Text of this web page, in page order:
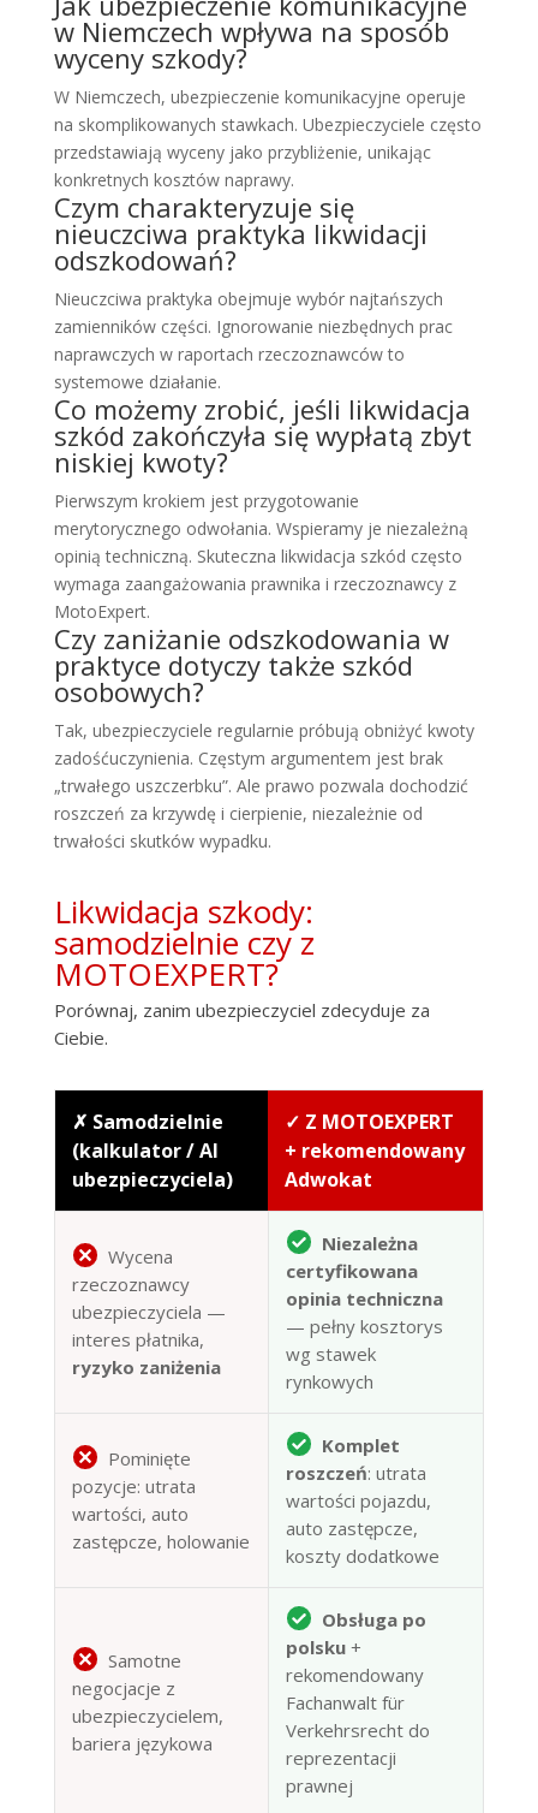
w Niemczech wpływa na sposób
wyceny szkody?
W Niemczech, ubezpieczenie komunikacyjne operuje
na skomplikowanych stawkach. Ubezpieczyciele często
przedstawiają wyceny jako przybliżenie, unikając
konkretnych kosztów naprawy.
Czym charakteryzuje się
nieuczciwa praktyka likwidacji
odszkodowań?
Nieuczciwa praktyka obejmuje wybór najtańszych
zamienników części. Ignorowanie niezbędnych prac
naprawczych w raportach rzeczoznawców to
systemowe działanie.
Co możemy zrobić, jeśli likwidacja
szkód zakończyła się wypłatą zbyt
niskiej kwoty?
Pierwszym krokiem jest przygotowanie
merytorycznego odwołania. Wspieramy je niezależną
opinią techniczną. Skuteczna likwidacja szkód często
wymaga zaangażowania prawnika i rzeczoznawcy z
MotoExpert.
Czy zaniżanie odszkodowania w
praktyce dotyczy także szkód
osobowych?
Tak, ubezpieczyciele regularnie próbują obniżyć kwoty
zadośćuczynienia. Częstym argumentem jest brak
„trwałego uszczerbku”. Ale prawo pozwala dochodzić
roszczeń za krzywdę i cierpienie, niezależnie od
trwałości skutków wypadku.
Likwidacja szkody:
samodzielnie czy z
MOTOEXPERT?
Porównaj, zanim ubezpieczyciel zdecyduje za
Ciebie.
✗ Samodzielnie
(kalkulator / AI
ubezpieczyciela)
✓ Z MOTOEXPERT
+ rekomendowany
Adwokat
Wycena
rzeczoznawcy
ubezpieczyciela —
interes płatnika,
ryzyko zaniżenia
Niezależna
certyfikowana
opinia techniczna
— pełny kosztorys
wg stawek
rynkowych
Pominięte
pozycje: utrata
wartości, auto
zastępcze, holowanie
Komplet
roszczeń: utrata
wartości pojazdu,
auto zastępcze,
koszty dodatkowe
Samotne
negocjacje z
ubezpieczycielem,
bariera językowa
Obsługa po
polsku+
rekomendowany
Fachanwalt für
Verkehrsrecht do
reprezentacji
prawnej